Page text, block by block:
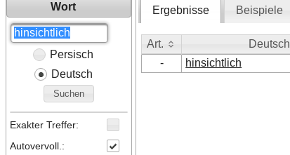
Wort
Persisch
Deutsch
Suchen
Exakter Treffer:
Autovervoll.:
Ergebnisse Beispiele
Art. Deutsch
- hinsichtlich